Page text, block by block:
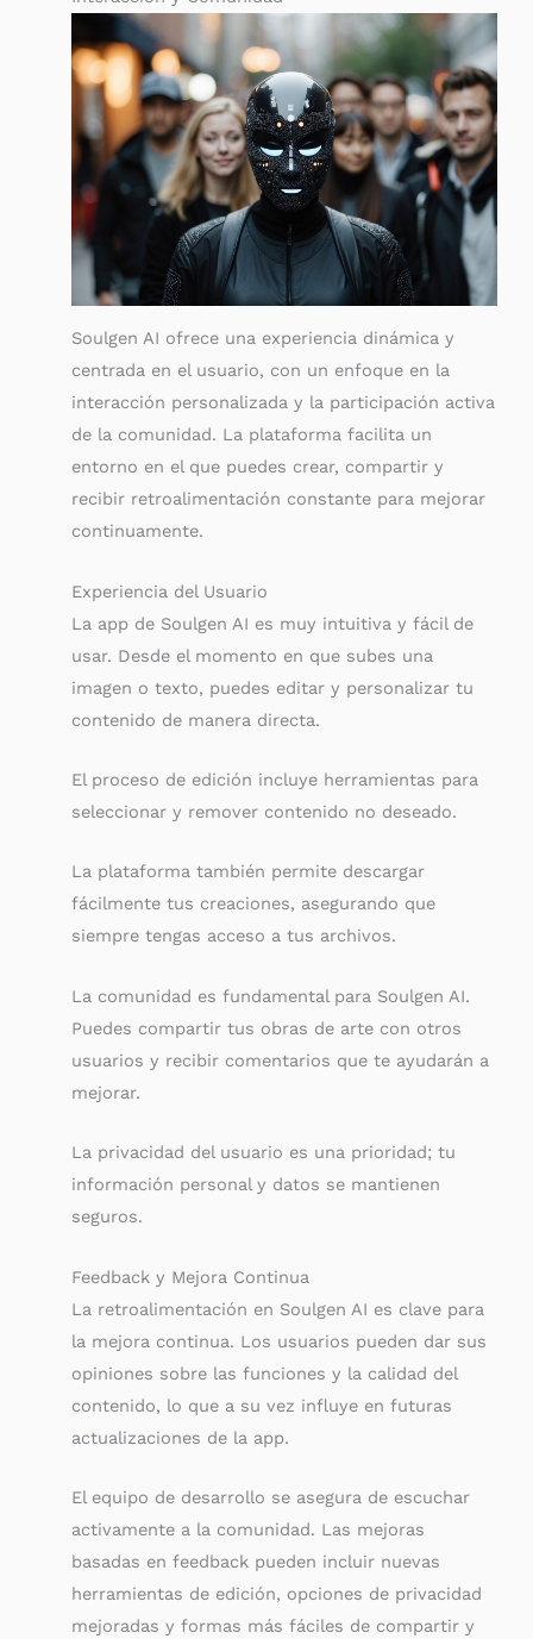
Soulgen AI ofrece una experiencia dinámica y
centrada en el usuario, con un enfoque en la
interacción personalizada y la participación activa
de la comunidad. La plataforma facilita un
entorno en el que puedes crear, compartir y
recibir retroalimentación constante para mejorar
continuamente.
Experiencia del Usuario
La app de Soulgen AI es muy intuitiva y fácil de
usar. Desde el momento en que subes una
imagen o texto, puedes editar y personalizar tu
contenido de manera directa.
El proceso de edición incluye herramientas para
seleccionar y remover contenido no deseado.
La plataforma también permite descargar
fácilmente tus creaciones, asegurando que
siempre tengas acceso a tus archivos.
La comunidad es fundamental para Soulgen AI.
Puedes compartir tus obras de arte con otros
usuarios y recibir comentarios que te ayudarán a
mejorar.
La privacidad del usuario es una prioridad; tu
información personal y datos se mantienen
seguros.
Feedback y Mejora Continua
La retroalimentación en Soulgen AI es clave para
la mejora continua. Los usuarios pueden dar sus
opiniones sobre las funciones y la calidad del
contenido, lo que a su vez influye en futuras
actualizaciones de la app.
El equipo de desarrollo se asegura de escuchar
activamente a la comunidad. Las mejoras
basadas en feedback pueden incluir nuevas
herramientas de edición, opciones de privacidad
mejoradas y formas más fáciles de compartir y